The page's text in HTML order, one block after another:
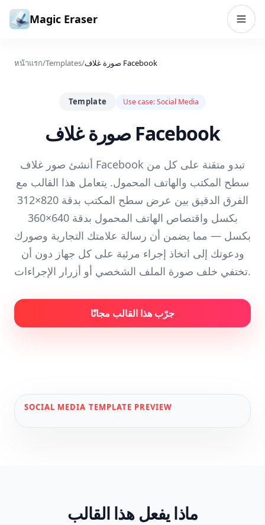
ข้ามไปยังเนื้อหา
Magic Eraser
หน้าแรก/Templates/ صورة غلاف Facebook
Template Use case:Social Media
صورة غلاف Facebook
أنشئ صور غلاف Facebook تبدو متقنة على كل من
سطح المكتب والهاتف المحمول. يتعامل هذا القالب مع
الفرق الدقيق بين عرض سطح المكتب بدقة 820×312
بكسل واقتصاص الهاتف المحمول بدقة 640×360
بكسل — مما يضمن أن رسالة علامتك التجارية وصورك
ودعوتك إلى اتخاذ إجراء مرئية على كل جهاز دون أن
تختفي خلف صورة الملف الشخصي أو أزرار الإجراءات.
جرّب هذا القالب مجانًا
SOCIAL MEDIA TEMPLATE PREVIEW
ماذا يفعل هذا القالب